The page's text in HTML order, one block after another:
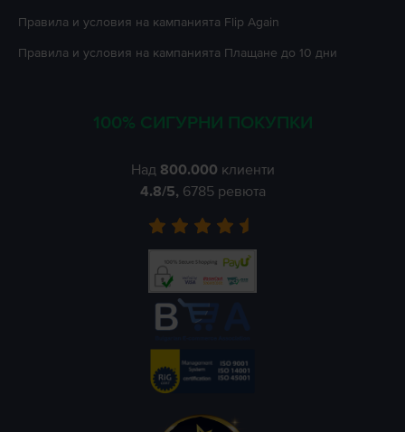
Правила и условия на кампанията Flip Again
Правила и условия на кампанията Плащане до 10 дни
100% СИГУРНИ ПОКУПКИ
Над 800.000 клиенти
4.8/5, 6785 ревюта